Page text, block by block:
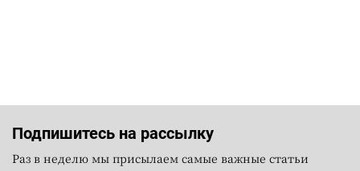
Подпишитесь на рассылку
Раз в неделю мы присылаем самые важные статьи